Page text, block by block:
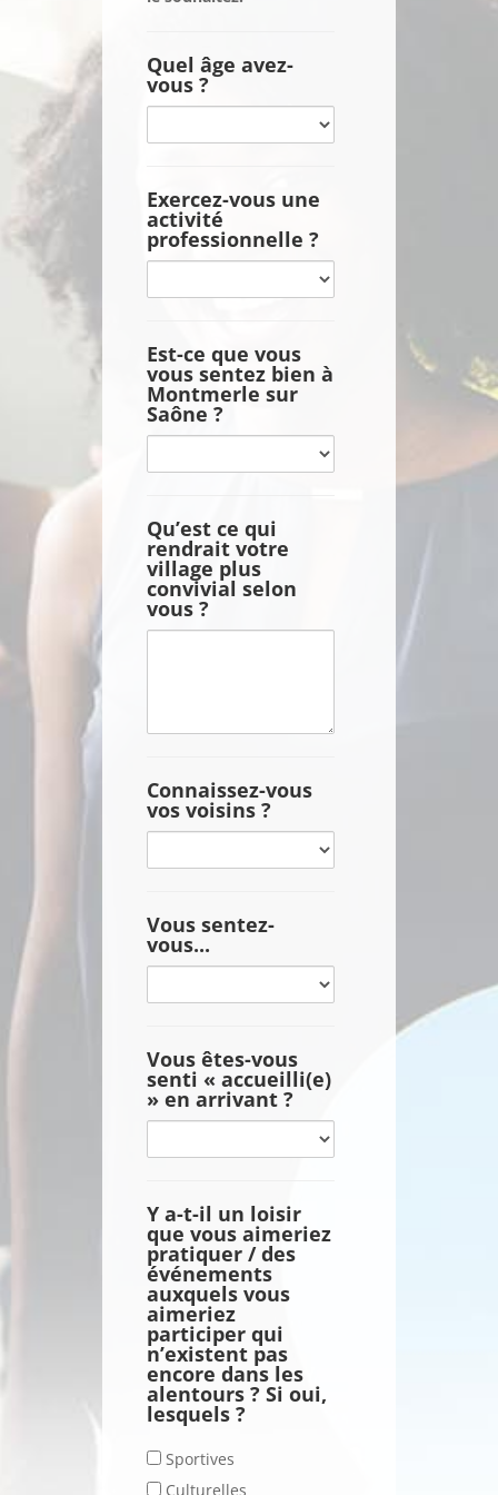
Quel âge avez-
vous ?
âge
vous
?
Exercez-vous une
activité
professionnelle ?
vous
activité
professionnelle
?
Est-ce que vous
vous sentez bien à
Montmerle sur
Saône ?
ce
vous
vous
sentez
bien
à
?
Qu’est ce qui
rendrait votre
village plus
convivial selon
vous ?
plus
convivial
vous
Connaissez-vous
vos voisins ?
vous
voisins
?
Vous sentez-
vous...
sentez-
Vous êtes-vous
senti « accueilli(e)
» en arrivant ?
êtes-
senti
«
accueilli(e)
»
en
arrivant
?
Y a-t-il un loisir
que vous aimeriez
pratiquer / des
événements
auxquels vous
aimeriez
participer qui
n’existent pas
encore dans les
alentours ? Si oui,
lesquels ?
Y
a-
Sportives
Culturelles